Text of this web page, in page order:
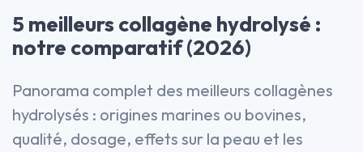
5 meilleurs collagène hydrolysé :
notre comparatif (2026)
Panorama complet des meilleurs collagènes
hydrolysés : origines marines ou bovines,
qualité, dosage, effets sur la peau et les